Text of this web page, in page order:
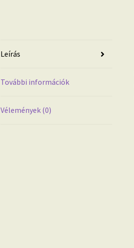
Leírás
További információk
Vélemények (0)